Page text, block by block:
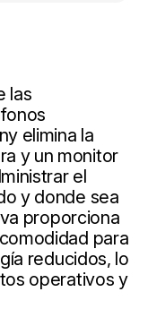
las
elimina la
y un monitor
el
y donde sea
proporciona
para
reducidos, lo
operativos y